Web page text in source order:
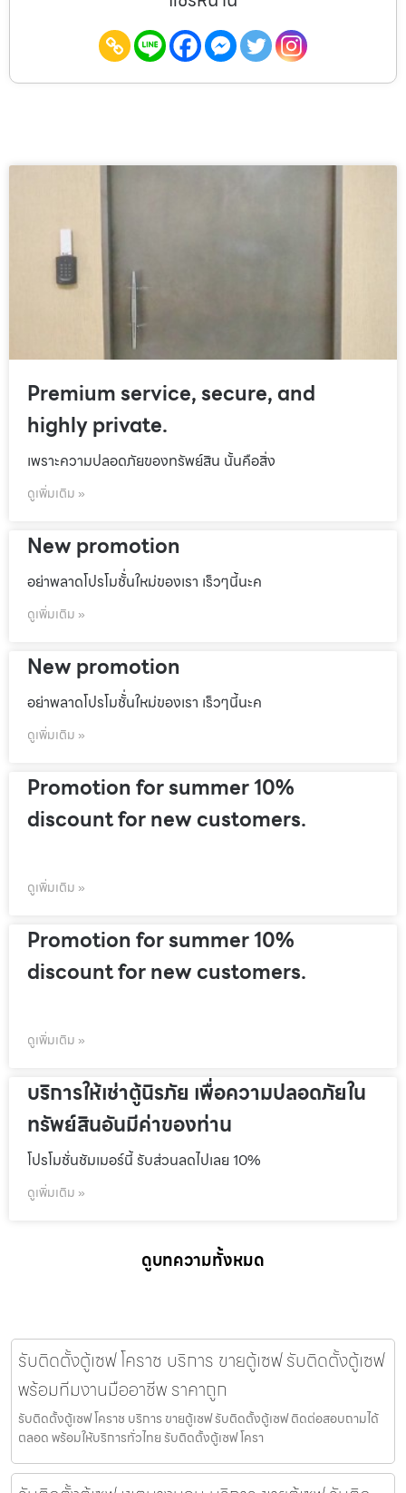
Premium service, secure, and
highly private.
เพราะความปลอดภัยของทรัพย์สิน นั้นคือสิ่ง
ดูเพิ่มเติม »
New promotion
อย่าพลาดโปรโมชั้่นใหม่ของเรา เร็วๆนี้นะค
ดูเพิ่มเติม »
New promotion
อย่าพลาดโปรโมชั้่นใหม่ของเรา เร็วๆนี้นะค
ดูเพิ่มเติม »
Promotion for summer 10%
discount for new customers.
ดูเพิ่มเติม »
Promotion for summer 10%
discount for new customers.
ดูเพิ่มเติม »
บริการให้เช่าตู้นิรภัย เพื่อความปลอดภัยใน
ทรัพย์สินอันมีค่าของท่าน
โปรโมชั่นชัมเมอร์นี้ รับส่วนลดไปเลย 10%
ดูเพิ่มเติม »
ดูบทความทั้งหมด
รับติดตั้งตู้เซฟ โคราช บริการ ขายตู้เซฟ รับติดตั้งตู้เซฟ
พร้อมทีมงานมืออาชีพ ราคาถูก
รับติดตั้งตู้เซฟ โคราช บริการ ขายตู้เซฟ รับติดตั้งตู้เซฟ ติดต่อสอบถามได้
ตลอด พร้อมให้บริการทั่วไทย รับติดตั้งตู้เซฟ โครา